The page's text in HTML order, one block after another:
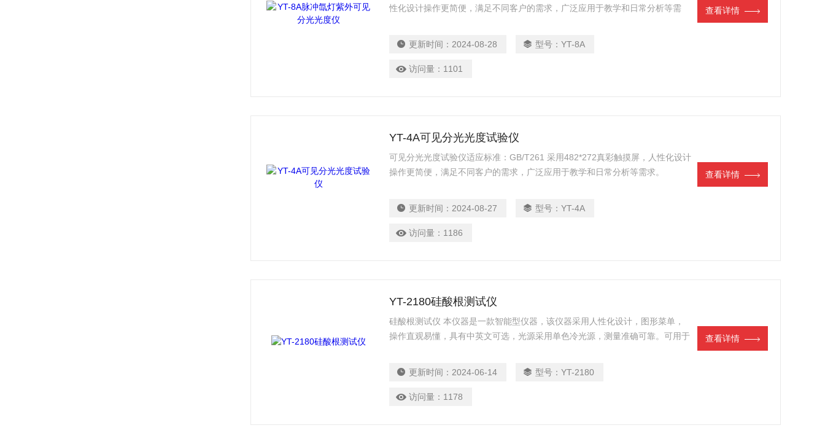
性化设计操作更简便，满足不同客户的需求，广泛应用于教学和日常分析等需
更新时间： 2024-08-28 型号：YT-8A
访问量： 1101
查看详情
YT-4A可见分光光度试验仪
可见分光光度试验仪适应标准：GB/T261 采用482*272真彩触摸屏，人性化设计
操作更简便，满足不同客户的需求，广泛应用于教学和日常分析等需求。
更新时间： 2024-08-27 型号：YT-4A
访问量： 1186
查看详情
YT-2180硅酸根测试仪
硅酸根测试仪 本仪器是一款智能型仪器，该仪器采用人性化设计，图形菜单，
操作直观易懂，具有中英文可选，光源采用单色冷光源，测量准确可靠。可用于
更新时间： 2024-06-14 型号：YT-2180
访问量： 1178
查看详情